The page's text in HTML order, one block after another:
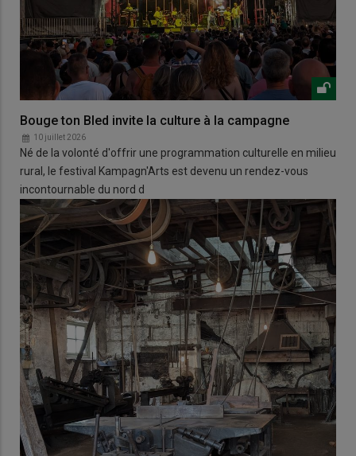
Bouge ton Bled invite la culture à la campagne
10 juillet 2026
Né de la volonté d'offrir une programmation culturelle en milieu
rural, le festival Kampagn'Arts est devenu un rendez-vous
incontournable du nord d